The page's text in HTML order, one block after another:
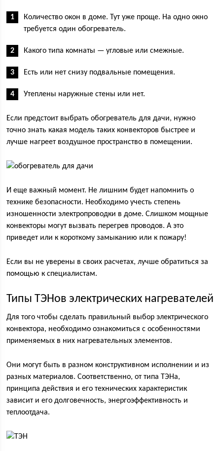
Количество окон в доме. Тут уже проще. На одно окно
требуется один обогреватель.
Какого типа комнаты — угловые или смежные.
Есть или нет снизу подвальные помещения.
Утеплены наружные стены или нет.
Если предстоит выбрать обогреватель для дачи, нужно
точно знать какая модель таких конвекторов быстрее и
лучше нагреет воздушное пространство в помещении.
И еще важный момент. Не лишним будет напомнить о
технике безопасности. Необходимо учесть степень
изношенности электропроводки в доме. Слишком мощные
конвекторы могут вызвать перегрев проводов. А это
приведет или к короткому замыканию или к пожару!
Если вы не уверены в своих расчетах, лучше обратиться за
помощью к специалистам.
Типы ТЭНов электрических нагревателей
Для того чтобы сделать правильный выбор электрического
конвектора, необходимо ознакомиться с особенностями
применяемых в них нагревательных элементов.
Они могут быть в разном конструктивном исполнении и из
разных материалов. Соответственно, от типа ТЭНа,
принципа действия и его технических характеристик
зависит и его долговечность, энергоэффективность и
теплоотдача.